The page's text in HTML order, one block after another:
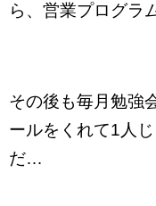
ら、営業プログラ
その後も毎月勉強
ールをくれて1人
だ…